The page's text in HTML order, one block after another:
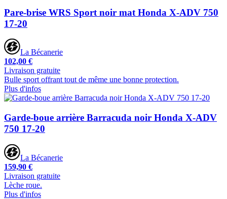
Pare-brise WRS Sport noir mat Honda X-ADV 750
17-20
La Bécanerie
102,00 €
Livraison gratuite
Bulle sport offrant tout de même une bonne protection.
Plus d'infos
Garde-boue arrière Barracuda noir Honda X-ADV
750 17-20
La Bécanerie
159,90 €
Livraison gratuite
Lèche roue.
Plus d'infos